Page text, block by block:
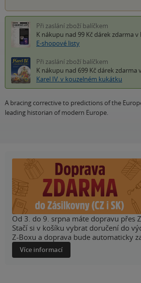
Při zaslání zboží balíčkem
K nákupu nad 99 Kč dárek zdarma v
E-shopové listy
Při zaslání zboží balíčkem
K nákupu nad 699 Kč dárek zdarma
Karel IV. v kouzelném kukátku
A bracing corrective to predictions of the
leading historian of modern Europe.
Od 3. do 9. srpna máte dopravu přes
Stačí si v košíku vybrat doručení do
Z-Boxu a doprava bude automaticky
Více informací